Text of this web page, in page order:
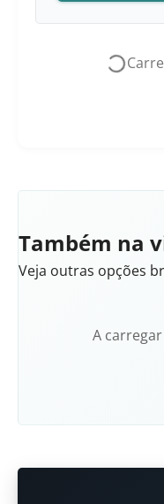
Também na
Veja outras opções
A